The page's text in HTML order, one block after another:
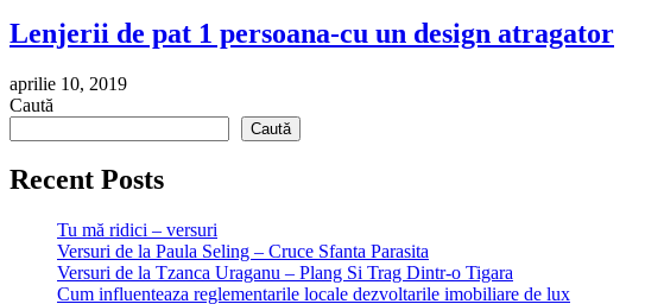
Lenjerii de pat 1 persoana-cu un design atragator
aprilie 10, 2019
Caută
Caută
Recent Posts
Tu mă ridici – versuri
Versuri de la Paula Seling – Cruce Sfanta Parasita
Versuri de la Tzanca Uraganu – Plang Si Trag Dintr-o Tigara
Cum influenteaza reglementarile locale dezvoltarile imobiliare de lux